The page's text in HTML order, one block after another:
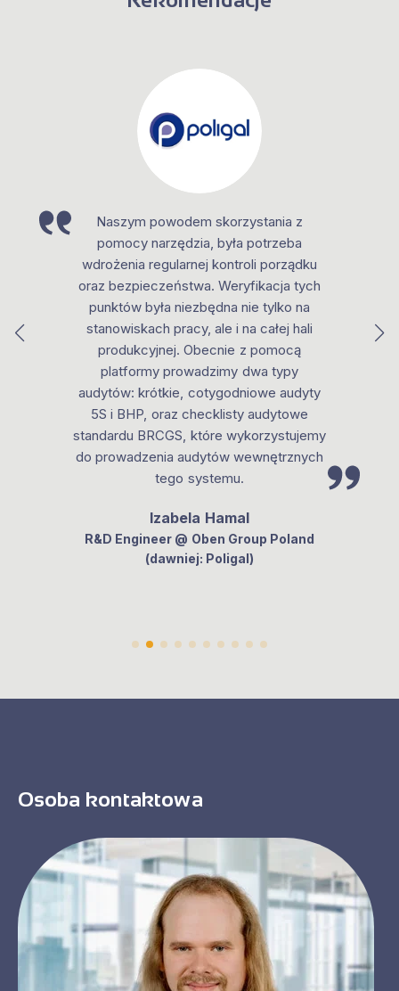
Naszym powodem skorzystania z
pomocy narzędzia, była potrzeba
wdrożenia regularnej kontroli porządku
oraz bezpieczeństwa. Weryfikacja tych
punktów była niezbędna nie tylko na
stanowiskach pracy, ale i na całej hali
produkcyjnej. Obecnie z pomocą
platformy prowadzimy dwa typy
audytów: krótkie, cotygodniowe audyty
5S i BHP, oraz checklisty audytowe
standardu BRCGS, które wykorzystujemy
do prowadzenia audytów wewnętrznych
tego systemu.
Izabela Hamal
R&D Engineer @ Oben Group Poland
(dawniej: Poligal)
Osoba kontaktowa